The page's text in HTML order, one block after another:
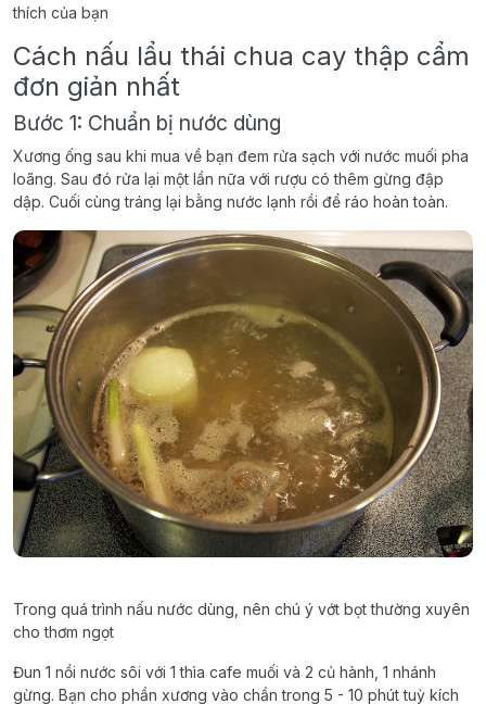
thích của bạn
Cách nấu lẩu thái chua cay thập cẩm
đơn giản nhất
Bước 1: Chuẩn bị nước dùng
Xương ống sau khi mua về bạn đem rửa sạch với nước muối pha
loãng. Sau đó rửa lại một lần nữa với rượu có thêm gừng đập
dập. Cuối cùng tráng lại bằng nước lạnh rồi để ráo hoàn toàn.
Trong quá trình nấu nước dùng, nên chú ý vớt bọt thường xuyên
cho thơm ngọt
Đun 1 nồi nước sôi với 1 thìa cafe muối và 2 củ hành, 1 nhánh
gừng. Bạn cho phần xương vào chần trong 5 - 10 phút tuỳ kích